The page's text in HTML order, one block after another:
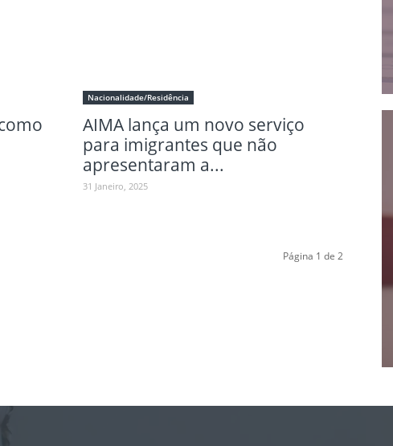
Nacionalidade/Residência
AIMA lança um novo serviço
para imigrantes que não
apresentaram a...
31 Janeiro, 2025
Página 1 de 2